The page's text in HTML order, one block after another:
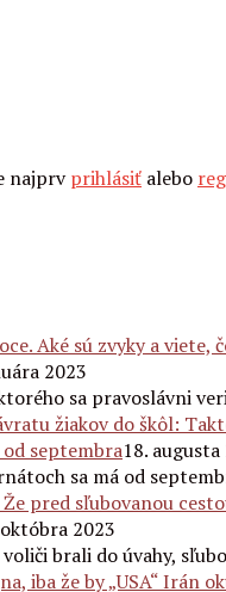
najprvprihlásiť alebo
2023
sa pravoslávni
septembra18. augusta
sa má od
2023
brali do úvahy,